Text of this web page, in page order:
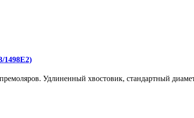
1498E2)
Удлиненный хвостовик, стандартный